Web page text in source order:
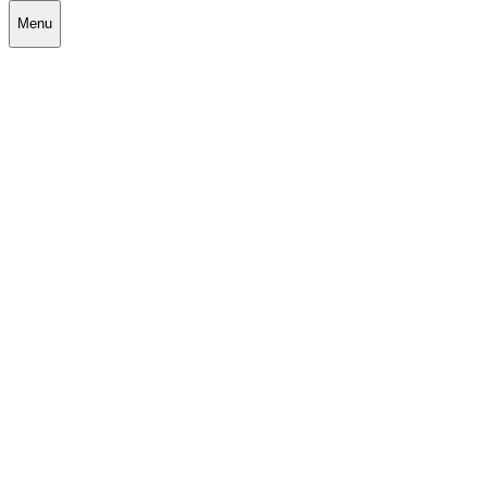
Menu